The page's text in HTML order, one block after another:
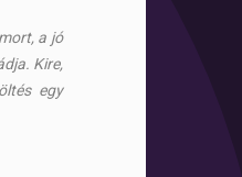
a jó
Kire,
egy